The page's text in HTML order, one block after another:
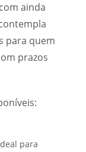
ainda
para quem
prazos
para